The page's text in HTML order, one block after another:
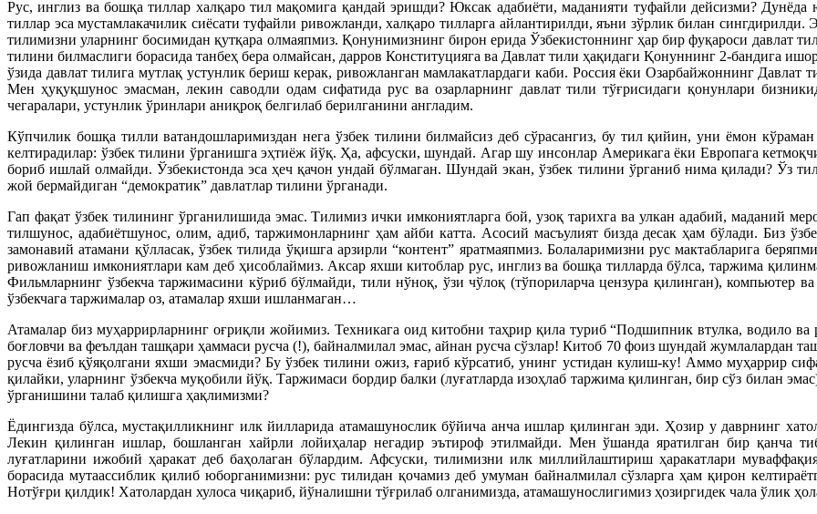
Рус, инглиз ва бошқа тиллар халқаро тил мақомига қандай эришди? Юксак адабиёти, маданияти туфайли дейсизми? Дунёда
тиллар эса мустамлакачилик сиёсати туфайли ривожланди, халқаро тилларга айлантирилди, яъни зўрлик билан
тилимизни уларнинг босимидан қутқара олмаяпмиз. Қонунимизнинг бирон ерида Ўзбекистоннинг ҳар бир фуқароси давлат
тилини билмаслиги борасида танбеҳ бера олмайсан, дарров Конституцияга ва Давлат тили ҳақидаги Қонуннинг 2-бандига
ўзида давлат тилига мутлақ устунлик бериш керак, ривожланган мамлакатлардаги каби. Россия ёки Озарбайжоннинг
Мен ҳуқуқшунос эмасман, лекин саводли одам сифатида рус ва озарларнинг давлат тили тўғрисидаги қонунлари
чегаралари, устунлик ўринлари аниқроқ белгилаб берилганини англадим.
Кўпчилик бошқа тилли ватандошларимиздан нега ўзбек тилини билмайсиз деб сўрасангиз, бу тил қийин, уни ёмон
келтирадилар: ўзбек тилини ўрганишга эҳтиёж йўқ. Ҳа, афсуски, шундай. Агар шу инсонлар Америкага ёки Европага
бориб ишлай олмайди. Ўзбекистонда эса ҳеч қачон ундай бўлмаган. Шундай экан, ўзбек тилини ўрганиб нима қилади? Ўз
жой бермайдиган “демократик” давлатлар тилини ўрганади.
Гап фақат ўзбек тилининг ўрганилишида эмас. Тилимиз ички имкониятларга бой, узоқ тарихга ва улкан адабий, маданий
тилшунос, адабиётшунос, олим, адиб, таржимонларнинг ҳам айби катта. Асосий масъулият бизда десак ҳам бўлади. Биз
замонавий атамани қўлласак, ўзбек тилида ўқишга арзирли “контент” яратмаяпмиз. Болаларимизни рус мактабларига
ривожланиш имкониятлари кам деб ҳисоблаймиз. Аксар яхши китоблар рус, инглиз ва бошқа тилларда бўлса, таржима
Фильмларнинг ўзбекча таржимасини кўриб бўлмайди, тили нўноқ, ўзи чўлоқ (тўпориларча цензура қилинган), компьютер
ўзбекчага таржималар оз, атамалар яхши ишланмаган…
Атамалар биз муҳаррирларнинг оғриқли жойимиз. Техникага оид китобни таҳрир қила туриб “Подшипник втулка, водило
боғловчи ва феълдан ташқари ҳаммаси русча (!), байналмилал эмас, айнан русча сўзлар! Китоб 70 фоиз шундай жумлалардан
русча ёзиб қўяқолгани яхши эмасмиди? Бу ўзбек тилини ожиз, ғариб кўрсатиб, унинг устидан кулиш-ку! Аммо муҳаррир
қилайки, уларнинг ўзбекча муқобили йўқ. Таржимаси бордир балки (луғатларда изоҳлаб таржима қилинган, бир сўз билан
ўрганишини талаб қилишга ҳақлимизми?
Ёдингизда бўлса, мустақилликнинг илк йилларида атамашунослик бўйича анча ишлар қилинган эди. Ҳозир у даврнинг
Лекин қилинган ишлар, бошланган хайрли лойиҳалар негадир эътироф этилмайди. Мен ўшанда яратилган бир қанча
луғатларини ижобий ҳаракат деб баҳолаган бўлардим. Афсуски, тилимизни илк миллийлаштириш ҳаракатлари
борасида мутаассиблик қилиб юборганимизни: рус тилидан қочамиз деб умуман байналмилал сўзларга ҳам қирон
Нотўғри қилдик! Хатолардан хулоса чиқариб, йўналишни тўғрилаб олганимизда, атамашунослигимиз ҳозиргидек чала ўлик